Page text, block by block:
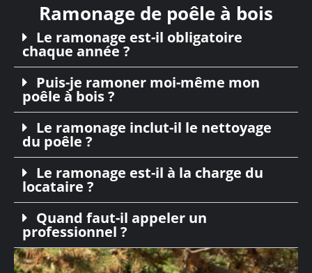
Ramonage de poêle à bois
Le ramonage est-il obligatoire
chaque année ?
Puis-je ramoner moi-même mon
poêle à bois ?
Le ramonage inclut-il le nettoyage
du poêle ?
Le ramonage est-il à la charge du
locataire ?
Quand faut-il appeler un
professionnel ?